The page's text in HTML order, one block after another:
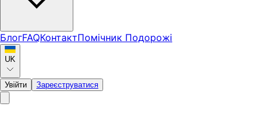
БлогFAQКонтактПомічник Подорожі
UK
Увійти Зареєструватися